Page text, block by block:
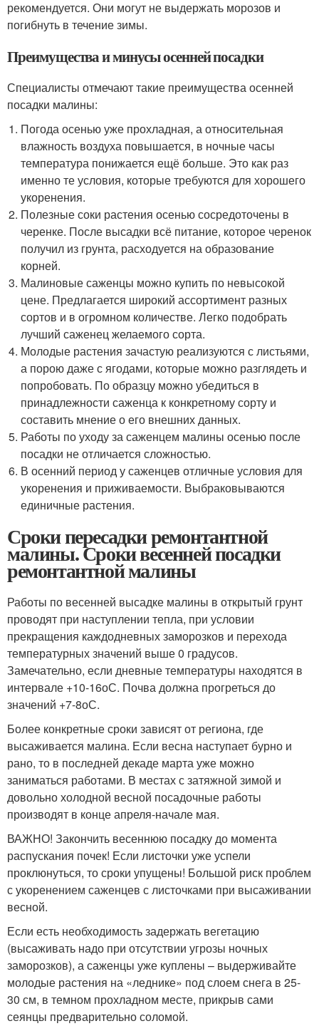
рекомендуется. Они могут не выдержать морозов и
погибнуть в течение зимы.
Преимущества и минусы осенней посадки
Специалисты отмечают такие преимущества осенней
посадки малины:
Погода осенью уже прохладная, а относительная
влажность воздуха повышается, в ночные часы
температура понижается ещё больше. Это как раз
именно те условия, которые требуются для хорошего
укоренения.
Полезные соки растения осенью сосредоточены в
черенке. После высадки всё питание, которое черенок
получил из грунта, расходуется на образование
корней.
Малиновые саженцы можно купить по невысокой
цене. Предлагается широкий ассортимент разных
сортов и в огромном количестве. Легко подобрать
лучший саженец желаемого сорта.
Молодые растения зачастую реализуются с листьями,
а порою даже с ягодами, которые можно разглядеть и
попробовать. По образцу можно убедиться в
принадлежности саженца к конкретному сорту и
составить мнение о его внешних данных.
Работы по уходу за саженцем малины осенью после
посадки не отличается сложностью.
В осенний период у саженцев отличные условия для
укоренения и приживаемости. Выбраковываются
единичные растения.
Сроки пересадки ремонтантной
малины. Сроки весенней посадки
ремонтантной малины
Работы по весенней высадке малины в открытый грунт
проводят при наступлении тепла, при условии
прекращения каждодневных заморозков и перехода
температурных значений выше 0 градусов.
Замечательно, если дневные температуры находятся в
интервале +10-16оС. Почва должна прогреться до
значений +7-8оС.
Более конкретные сроки зависят от региона, где
высаживается малина. Если весна наступает бурно и
рано, то в последней декаде марта уже можно
заниматься работами. В местах с затяжной зимой и
довольно холодной весной посадочные работы
производят в конце апреля-начале мая.
ВАЖНО! Закончить весеннюю посадку до момента
распускания почек! Если листочки уже успели
проклюнуться, то сроки упущены! Большой риск проблем
с укоренением саженцев с листочками при высаживании
весной.
Если есть необходимость задержать вегетацию
(высаживать надо при отсутствии угрозы ночных
заморозков), а саженцы уже куплены – выдерживайте
молодые растения на «леднике» под слоем снега в 25-
30 см, в темном прохладном месте, прикрыв сами
сеянцы предварительно соломой.